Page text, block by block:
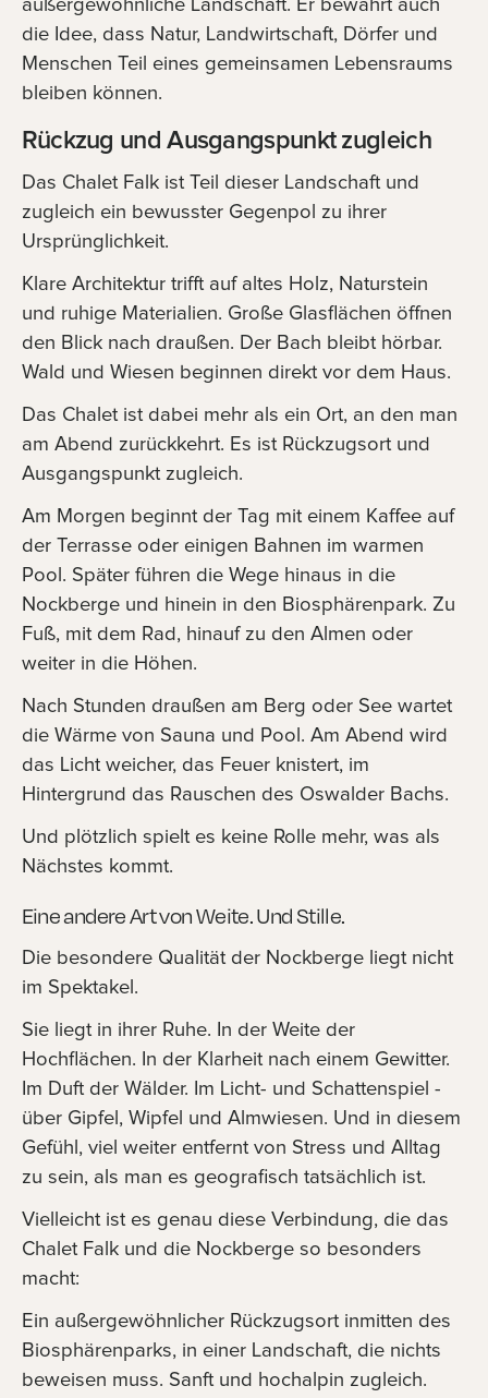
außergewöhnliche Landschaft. Er bewahrt auch
die Idee, dass Natur, Landwirtschaft, Dörfer und
Menschen Teil eines gemeinsamen Lebensraums
bleiben können.
Rückzug und Ausgangspunkt zugleich
Das Chalet Falk ist Teil dieser Landschaft und
zugleich ein bewusster Gegenpol zu ihrer
Ursprünglichkeit.
Klare Architektur trifft auf altes Holz, Naturstein
und ruhige Materialien. Große Glasflächen öffnen
den Blick nach draußen. Der Bach bleibt hörbar.
Wald und Wiesen beginnen direkt vor dem Haus.
Das Chalet ist dabei mehr als ein Ort, an den man
am Abend zurückkehrt. Es ist Rückzugsort und
Ausgangspunkt zugleich.
Am Morgen beginnt der Tag mit einem Kaffee auf
der Terrasse oder einigen Bahnen im warmen
Pool. Später führen die Wege hinaus in die
Nockberge und hinein in den Biosphärenpark. Zu
Fuß, mit dem Rad, hinauf zu den Almen oder
weiter in die Höhen.
Nach Stunden draußen am Berg oder See wartet
die Wärme von Sauna und Pool. Am Abend wird
das Licht weicher, das Feuer knistert, im
Hintergrund das Rauschen des Oswalder Bachs.
Und plötzlich spielt es keine Rolle mehr, was als
Nächstes kommt.
Eine andere Art von Weite. Und Stille.
Die besondere Qualität der Nockberge liegt nicht
im Spektakel.
Sie liegt in ihrer Ruhe. In der Weite der
Hochflächen. In der Klarheit nach einem Gewitter.
Im Duft der Wälder. Im Licht- und Schattenspiel -
über Gipfel, Wipfel und Almwiesen. Und in diesem
Gefühl, viel weiter entfernt von Stress und Alltag
zu sein, als man es geografisch tatsächlich ist.
Vielleicht ist es genau diese Verbindung, die das
Chalet Falk und die Nockberge so besonders
macht:
Ein außergewöhnlicher Rückzugsort inmitten des
Biosphärenparks, in einer Landschaft, die nichts
beweisen muss. Sanft und hochalpin zugleich.